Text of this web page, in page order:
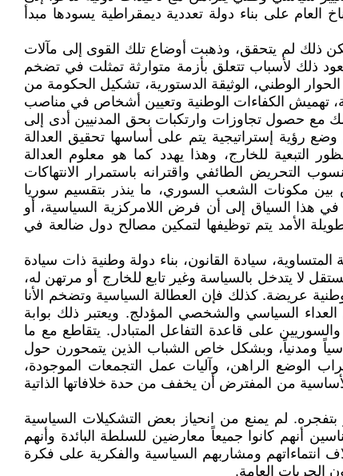
على بناء دولة تعددية ديمقراطية يسودها مبدأ
ذلك لم يتحقق، وذهبت أوضاع تلك القوى إلى مآلات
ذلك لأسباب تتعلق بأزمة متوارثة تمثلت في تضخم
الوطني، الوثيقة الدستورية، تشكيل الحكومة من
تهميش الكفاءات الوطنية وتعيين أشخاص في مناصب
مع حصول تجاوزات وارتكبات بحق المدنيين أدى إلى
رؤية إستراتيجية يتم على أساسها تحقيق العدالة
التبعية للخارج، وهذا يهدد كما هو معلوم العدالة
التحريض الطائفي واقترانه باستمرار الانتهاكات
بين مكونات الشعب السوري، ما ينذر بتقسيم سوريا
هذا السياق إلى أن فرض اللامركزية السياسية، أو
الأمد يتم توظيفها لتمكين مصالح دول ضالعة في
سيادة القانون، بناء دولة وطنية ذات سيادة
لا يتدخل بالسياسة وغير تابع للخارج أو مرتهن له،
عريضة. كذلك فإن العطالة السياسية وتضخم الأنا
السياسي والشخصي المؤدلج. ويعتبر ذلك بوابة
على قاعدة التفاعل المتبادل. يتقاطع مع ما
ومدنياً، وبشكل خاص الشباب الذين يتمحورن حول
الراهن، وآليات عمل التجمعات الموجودة،
من المفترض أن يخفف من حدة خلافاتها الذاتية
لم يمنع من انحياز بعض التشكيلات السياسية
أنهم كانوا جميعاً معارضين للسلطة البائدة وأنهم
انتماءاتهم ومشاربهم السياسية والفكرية على فكرة
الحريات العامة.